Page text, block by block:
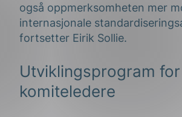
også oppmerksomheten mer
internasjonale
fortsetter Eirik Sollie.
Utviklingsprogram for
komiteledere